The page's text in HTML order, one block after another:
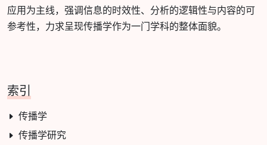
应用为主线，强调信息的时效性、分析的逻辑性与内容的可
参考性，力求呈现传播学作为一门学科的整体面貌。
索引
传播学
传播学研究